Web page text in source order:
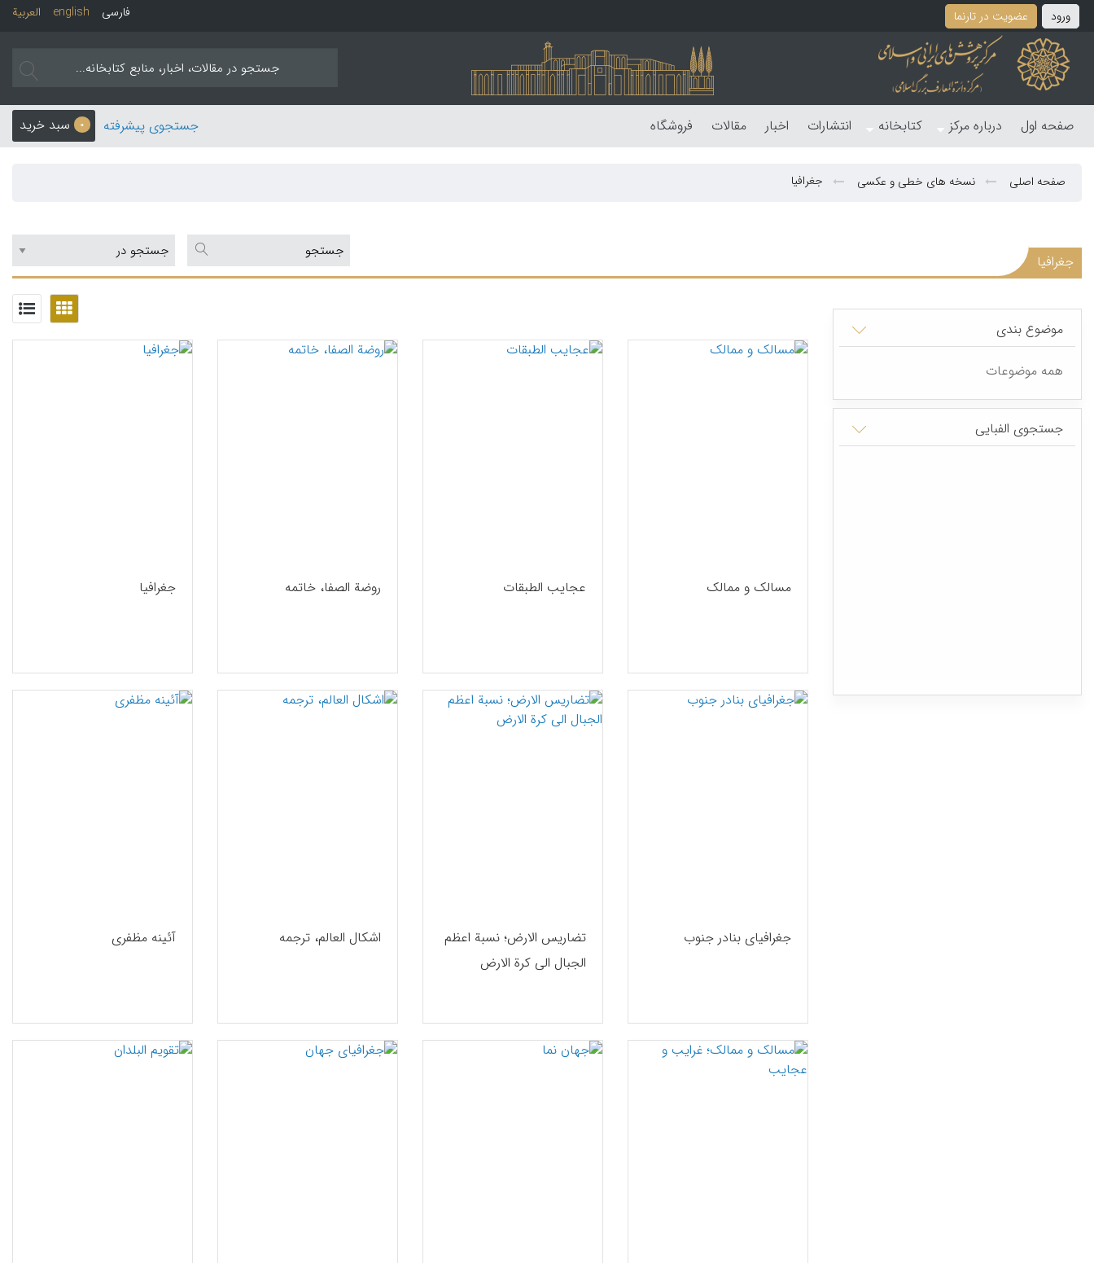
ورود عضویت در تارنما العربیة english فارسی
صفحه اول درباره مرکز کتابخانه انتشارات اخبار مقالات فروشگاه 0 سبد خرید جستجوی پیشرفته
صفحه اصلی نسخه های خطی و عکسی جغرافیا
جغرافیا
موضوع بندی
همه موضوعات
جستجوی الفبایی
مسالک و ممالک عجایب الطبقات روضة الصفا، خاتمه جغرافیا
جغرافیای بنادر جنوب
تضاریس الارض؛ نسبة اعظم
الجبال الی كرة الارض
اشکال العالم، ترجمه آئینه مظفری